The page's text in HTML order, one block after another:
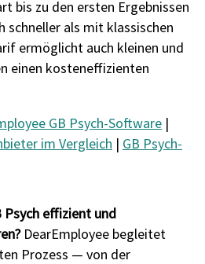
bis zu den ersten Ergebnissen
als mit klassischen
ermöglicht auch kleinen und
einen kosteneffizienten
GB Psych-Software |
im Vergleich | GB Psych-
Psych effizient und
DearEmployee begleitet
Prozess — von der